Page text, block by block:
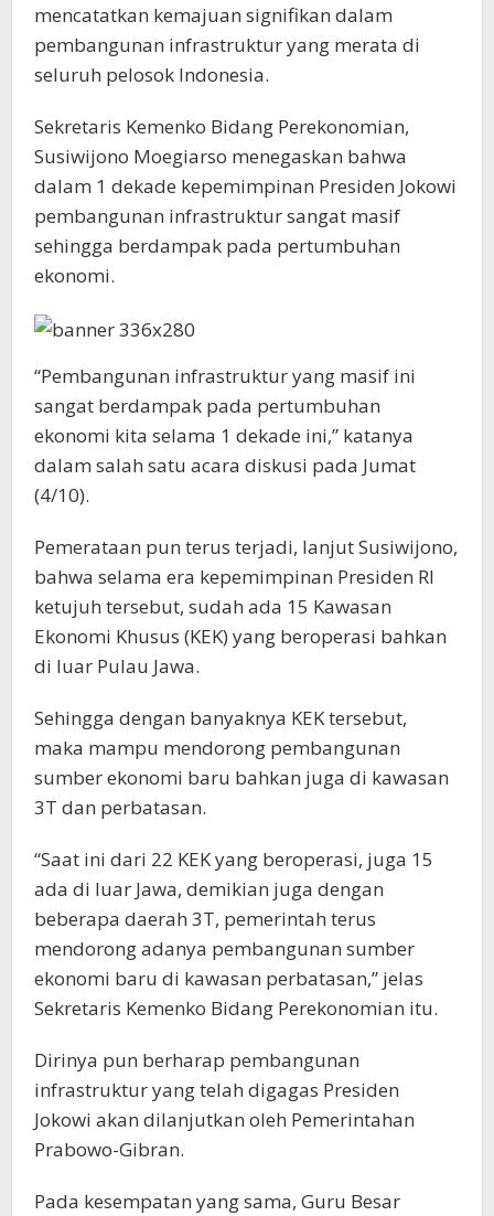
mencatatkan kemajuan signifikan dalam
pembangunan infrastruktur yang merata di
seluruh pelosok Indonesia.
Sekretaris Kemenko Bidang Perekonomian,
Susiwijono Moegiarso menegaskan bahwa
dalam 1 dekade kepemimpinan Presiden Jokowi
pembangunan infrastruktur sangat masif
sehingga berdampak pada pertumbuhan
ekonomi.
“Pembangunan infrastruktur yang masif ini
sangat berdampak pada pertumbuhan
ekonomi kita selama 1 dekade ini,” katanya
dalam salah satu acara diskusi pada Jumat
(4/10).
Pemerataan pun terus terjadi, lanjut Susiwijono,
bahwa selama era kepemimpinan Presiden RI
ketujuh tersebut, sudah ada 15 Kawasan
Ekonomi Khusus (KEK) yang beroperasi bahkan
di luar Pulau Jawa.
Sehingga dengan banyaknya KEK tersebut,
maka mampu mendorong pembangunan
sumber ekonomi baru bahkan juga di kawasan
3T dan perbatasan.
“Saat ini dari 22 KEK yang beroperasi, juga 15
ada di luar Jawa, demikian juga dengan
beberapa daerah 3T, pemerintah terus
mendorong adanya pembangunan sumber
ekonomi baru di kawasan perbatasan,” jelas
Sekretaris Kemenko Bidang Perekonomian itu.
Dirinya pun berharap pembangunan
infrastruktur yang telah digagas Presiden
Jokowi akan dilanjutkan oleh Pemerintahan
Prabowo-Gibran.
Pada kesempatan yang sama, Guru Besar